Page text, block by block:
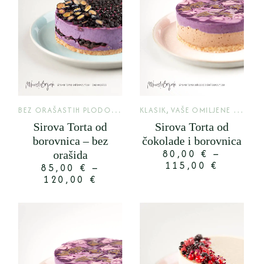
B
EZ ORAŠASTIH PLODOVA KLASIK
Sirova Torta od
borovnica – bez
orašida
85,00 € –
120,00 €
KLASIK,VAŠE OMILJENE TORTE
Sirova Torta od
čokolade i borovnica
80,00 € –
115,00 €